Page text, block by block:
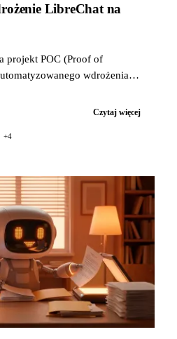
LibreChat na
projekt POC (Proof of
wdrożenia
Czytaj więcej
+4